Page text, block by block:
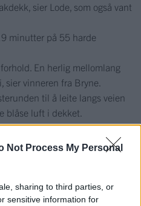
Not Process My Personal
sharing to third parties, or
sensitive information for
sier Lode, som også vant
minutter på 55 harde
En herlig mellomlang
sier vinneren fra Bryne.
til å leite langs veien
blåse luft i dekket.
ble beste lokale rytter.
var best i kvinneklassen.